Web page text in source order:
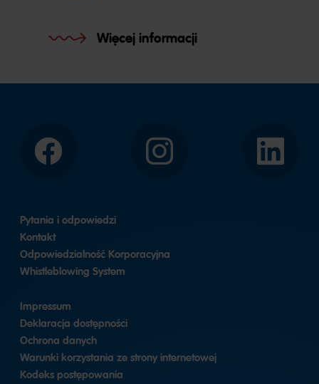
Więcej informacji
Facebook Instagram LinkedIn
Pytania i odpowiedzi
Kontakt
Odpowiedzialność Korporacyjna
Whistleblowing System
Impressum
Deklaracja dostępności
Ochrona danych
Warunki korzystania ze strony internetowej
Kodeks postępowania